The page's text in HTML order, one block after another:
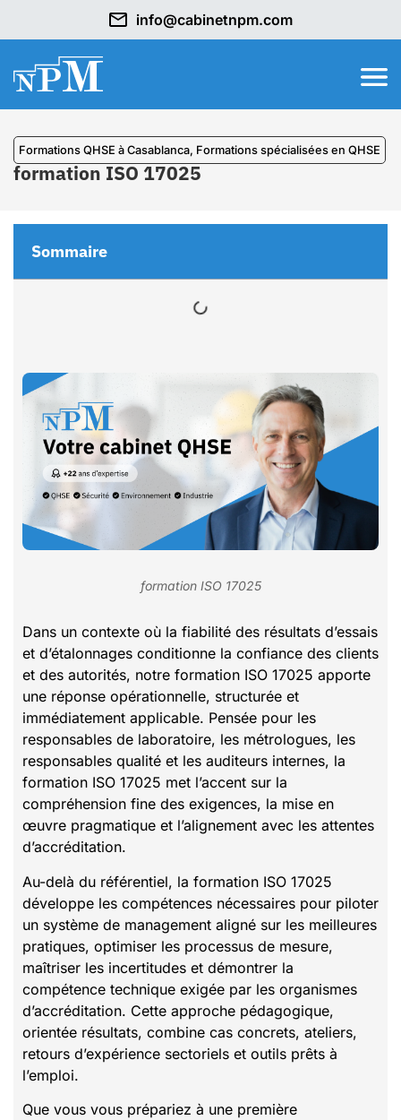
info@cabinetnpm.com
Formations QHSE à Casablanca, ⁠Formations spécialisées en QHSE
formation ISO 17025
formation ISO 17025
Dans un contexte où la fiabilité des résultats d’essais
et d’étalonnages conditionne la confiance des clients
et des autorités, notre formation ISO 17025 apporte
une réponse opérationnelle, structurée et
immédiatement applicable. Pensée pour les
responsables de laboratoire, les métrologues, les
responsables qualité et les auditeurs internes, la
formation ISO 17025 met l’accent sur la
compréhension fine des exigences, la mise en
œuvre pragmatique et l’alignement avec les attentes
d’accréditation.
Au-delà du référentiel, la formation ISO 17025
développe les compétences nécessaires pour piloter
un système de management aligné sur les meilleures
pratiques, optimiser les processus de mesure,
maîtriser les incertitudes et démontrer la
compétence technique exigée par les organismes
d’accréditation. Cette approche pédagogique,
orientée résultats, combine cas concrets, ateliers,
retours d’expérience sectoriels et outils prêts à
l’emploi.
Que vous vous prépariez à une première
Sommaire